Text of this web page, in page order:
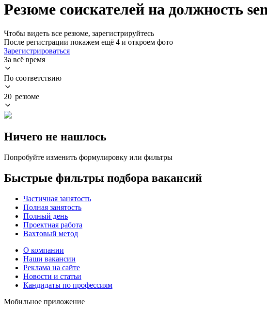
Резюме соискателей на должность
Чтобы видеть все резюме, зарегистрируйтесь
После регистрации покажем ещё 4 и откроем фото
Зарегистрироваться
За всё время
По соответствию
20 резюме
Ничего не нашлось
Попробуйте изменить формулировку или фильтры
Быстрые фильтры подбора вакансий
Частичная занятость
Полная занятость
Полный день
Проектная работа
Вахтовый метод
О компании
Наши вакансии
Реклама на сайте
Новости и статьи
Кандидаты по профессиям
Мобильное приложение